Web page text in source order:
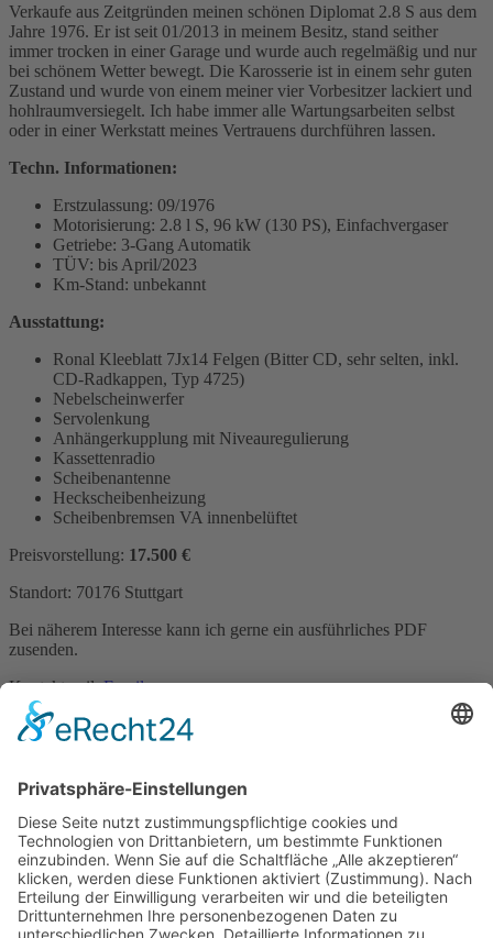
Verkaufe aus Zeitgründen meinen schönen Diplomat 2.8 S aus dem
Jahre 1976. Er ist seit 01/2013 in meinem Besitz, stand seither
immer trocken in einer Garage und wurde auch regelmäßig und nur
bei schönem Wetter bewegt. Die Karosserie ist in einem sehr guten
Zustand und wurde von einem meiner vier Vorbesitzer lackiert und
hohlraumversiegelt. Ich habe immer alle Wartungsarbeiten selbst
oder in einer Werkstatt meines Vertrauens durchführen lassen.
Techn. Informationen:
Erstzulassung: 09/1976
Motorisierung: 2.8 l S, 96 kW (130 PS), Einfachvergaser
Getriebe: 3-Gang Automatik
TÜV: bis April/2023
Km-Stand: unbekannt
Ausstattung:
Ronal Kleeblatt 7Jx14 Felgen (Bitter CD, sehr selten, inkl.
CD-Radkappen, Typ 4725)
Nebelscheinwerfer
Servolenkung
Anhängerkupplung mit Niveauregulierung
Kassettenradio
Scheibenantenne
Heckscheibenheizung
Scheibenbremsen VA innenbelüftet
Preisvorstellung: 17.500 €
Standort: 70176 Stuttgart
Bei näherem Interesse kann ich gerne ein ausführliches PDF
zusenden.
Kontaktmail:Email
Name: Jens Schäfer
Impressum
Datenschutzerklärung
Mitgliederbereich
Facebook
Instagram
Umsetzung:DOUBLE-A-DESIGN
Kontakt